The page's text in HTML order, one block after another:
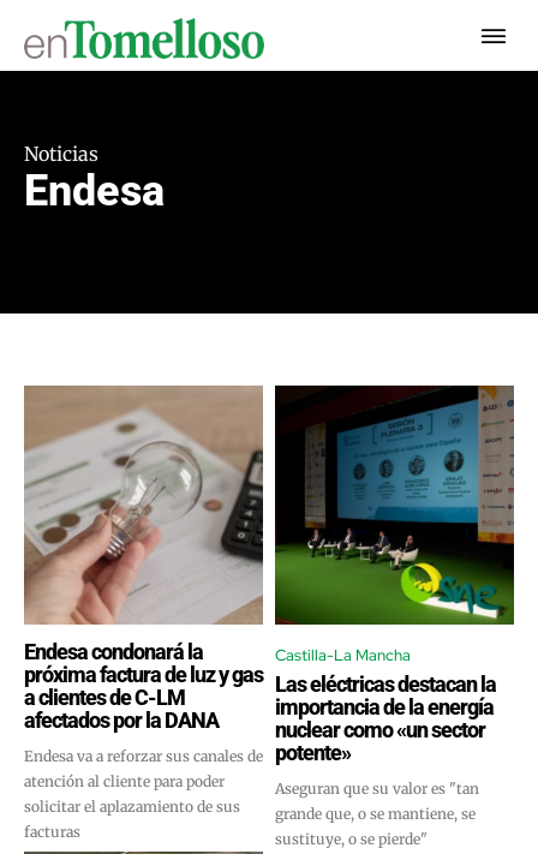
Noticias
Endesa
Endesa condonará la
próxima factura de luz y gas
a clientes de C-LM
afectados por la DANA
Endesa va a reforzar sus canales de
atención al cliente para poder
solicitar el aplazamiento de sus
facturas
Castilla-La Mancha
Las eléctricas destacan la
importancia de la energía
nuclear como «un sector
potente»
Aseguran que su valor es "tan
grande que, o se mantiene, se
sustituye, o se pierde"